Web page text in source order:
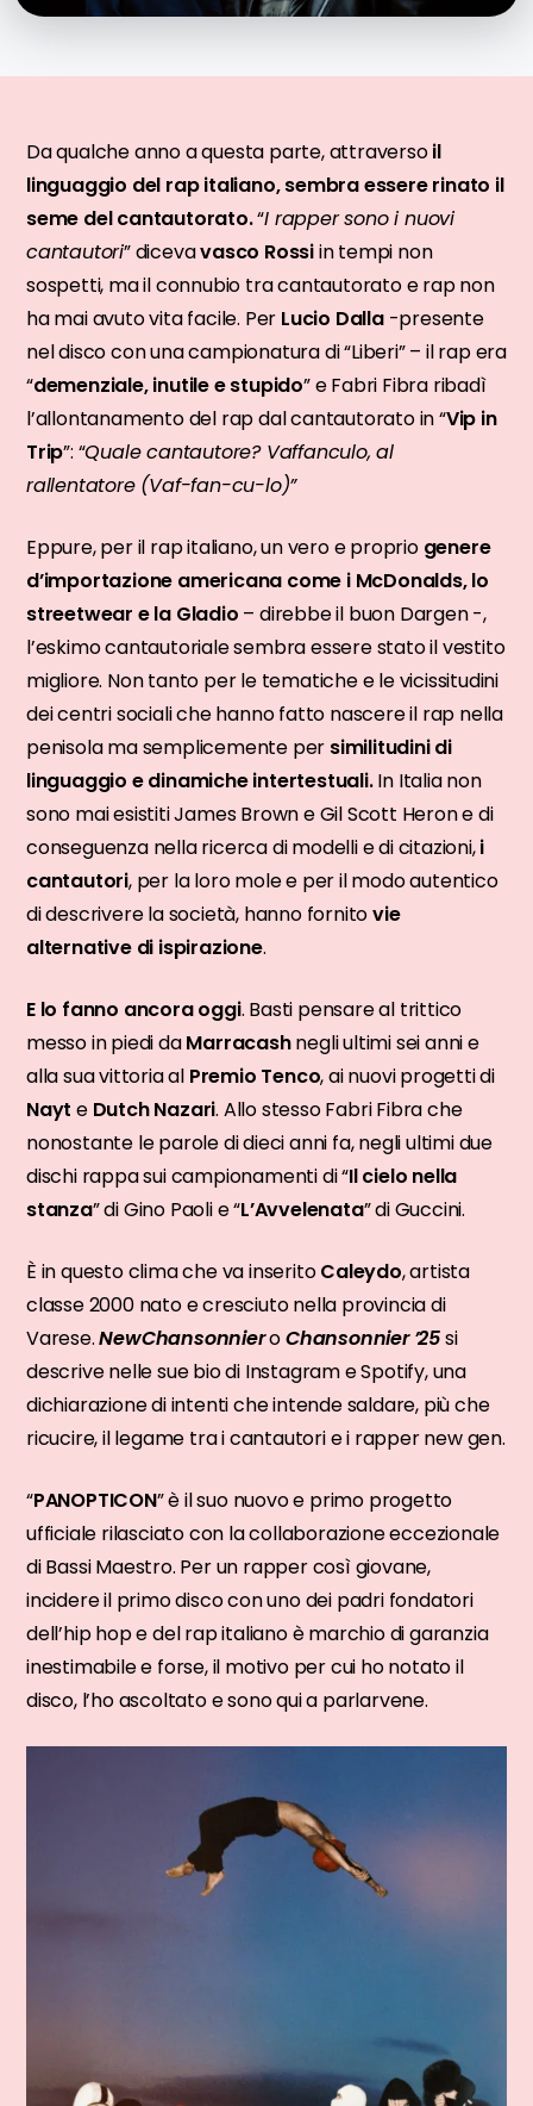
Da qualche anno a questa parte, attraversoil
linguaggio del rap italiano, sembra essere rinato il
seme del cantautorato.“I rapper sono i nuovi
cantautori” dicevavasco Rossiin tempi non
sospetti, ma il connubio tra cantautorato e rap non
ha mai avuto vita facile. Per Lucio Dalla -presente
nel disco con una campionatura di “Liberi” – il rap era
“demenziale, inutile e stupido” e Fabri Fibra ribadì
l’allontanamento del rap dal cantautorato in “Vip in
Trip”: “Quale cantautore? Vaffanculo, al
rallentatore (Vaf-fan-cu-lo)”
Eppure, per il rap italiano, un vero e proprio genere
d’importazione americana come i McDonalds, lo
streetwear e la Gladio – direbbe il buon Dargen -,
l’eskimo cantautoriale sembra essere stato il vestito
migliore. Non tanto per le tematiche e le vicissitudini
dei centri sociali che hanno fatto nascere il rap nella
penisola ma semplicemente per similitudini di
linguaggio e dinamiche intertestuali.In Italia non
sono mai esistiti James Brown e Gil Scott Heron e di
conseguenza nella ricerca di modelli e di citazioni,i
cantautori, per la loro mole e per il modo autentico
di descrivere la società, hanno fornitovie
alternative di ispirazione.
E lo fanno ancora oggi. Basti pensare al trittico
messo in piedi daMarracashnegli ultimi sei anni e
alla sua vittoria al Premio Tenco, ai nuovi progetti di
Nayt e Dutch Nazari. Allo stesso Fabri Fibra che
nonostante le parole di dieci anni fa, negli ultimi due
dischi rappa sui campionamenti di “Il cielo nella
stanza” di Gino Paoli e “L’Avvelenata” di Guccini.
È in questo clima che va inseritoCaleydo, artista
classe 2000 nato e cresciuto nella provincia di
Varese.NewChansonnieroChansonnier ’25si
descrive nelle sue bio di Instagram e Spotify, una
dichiarazione di intenti che intende saldare, più che
ricucire, il legame tra i cantautori e i rapper new gen.
“PANOPTICON” è il suo nuovo e primo progetto
ufficiale rilasciato con la collaborazione eccezionale
di Bassi Maestro. Per un rapper così giovane,
incidere il primo disco con uno dei padri fondatori
dell’hip hop e del rap italiano è marchio di garanzia
inestimabile e forse, il motivo per cui ho notato il
disco, l’ho ascoltato e sono qui a parlarvene.